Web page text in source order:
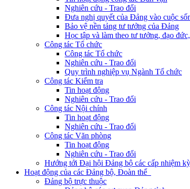
Nghiên cứu - Trao đổi
Đưa nghị quyết của Đảng vào cuộc
Bảo vệ nền tảng tư tưởng của Đảng
Học tập và làm theo tư tưởng, đạo
Công tác Tổ chức
Công tác Tổ chức
Nghiên cứu - Trao đổi
Quy trình nghiệp vụ Ngành Tổ chức
Công tác Kiểm tra
Tin hoạt động
Nghiên cứu - Trao đổi
Công tác Nội chính
Tin hoạt động
Nghiên cứu - Trao đổi
Công tác Văn phòng
Tin hoạt động
Nghiên cứu - Trao đổi
Hướng tới Đại hội Đảng bộ các cấp nhiệm
Hoạt động của các Đảng bộ, Đoàn thể
Đảng bộ trực thuộc